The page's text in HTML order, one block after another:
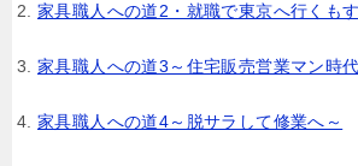
家具職人への道2・就職で東京へ行くも
家具職人への道3～住宅販売営業マン時
家具職人への道4～脱サラして修業へ～